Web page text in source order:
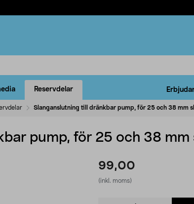
Reservdelar
Slanganslutning till dränkbar pump, för 25 och 38 mm
pump, för 25 och 38 mm
99,00
(inkl. moms)